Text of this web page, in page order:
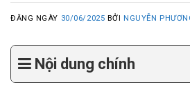
ĐĂNG NGÀY 30/06/2025 BỞI NGUYỄN
Nội dung chính